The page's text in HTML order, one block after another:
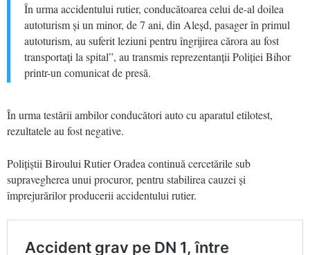
În urma accidentului rutier, conducătoarea celui de-al doilea
autoturism și un minor, de 7 ani, din Aleșd, pasager în primul
autoturism, au suferit leziuni pentru îngrijirea cărora au fost
transportați la spital”, au transmis reprezentanții Poliției Bihor
printr-un comunicat de presă.
În urma testării ambilor conducători auto cu aparatul etilotest,
rezultatele au fost negative.
Polițiștii Biroului Rutier Oradea continuă cercetările sub
supravegherea unui procuror, pentru stabilirea cauzei și
împrejurărilor producerii accidentului rutier.